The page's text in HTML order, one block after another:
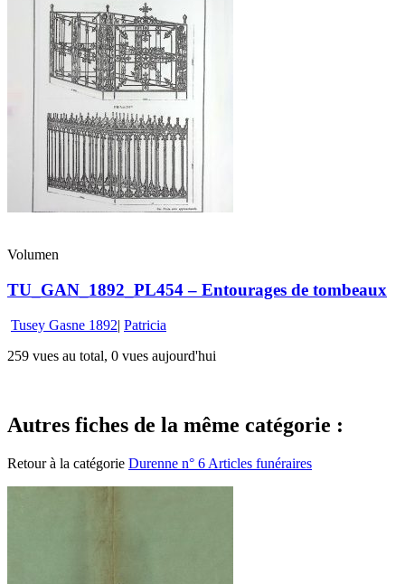
Volumen
TU_GAN_1892_PL454 – Entourages de tombeaux
Tusey Gasne 1892| Patricia
259 vues au total, 0 vues aujourd'hui
Autres fiches de la même catégorie :
Retour à la catégorie Durenne n° 6 Articles funéraires